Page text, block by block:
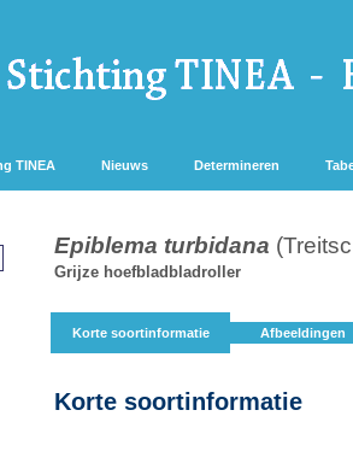
TINEA Nieuws Determineren
Epiblema turbidana
Grijze hoefbladbladroller
Korte soortinformatie Afbeeldingen
Korte soortinformatie